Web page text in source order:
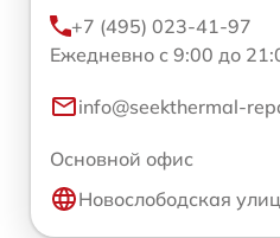
+7 (495) 023-41-97
Ежедневно с 9:00 до
info@seekthermal-
Основной офис
Новослободская